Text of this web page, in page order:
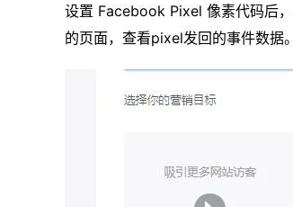
设置 Facebook Pixel 像素代码后
的页面，查看pixel发回的事件数据。